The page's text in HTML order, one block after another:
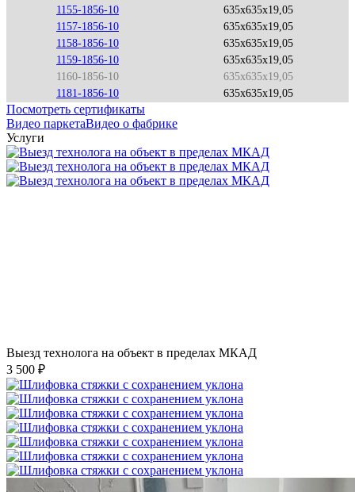
1155-1856-10
635x635x19,05
1157-1856-10
635x635x19,05
1158-1856-10
635x635x19,05
1159-1856-10
635x635x19,05
1160-1856-10
635x635x19,05
1181-1856-10
635x635x19,05
Посмотреть сертификаты
Видео паркетаВидео о фабрике
Услуги
Выезд технолога на объект в пределах МКАД
3 500 ₽